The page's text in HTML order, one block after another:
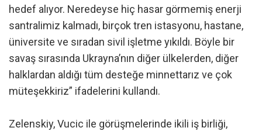
hedef alıyor. Neredeyse hiç hasar görmemiş enerji
santralimiz kalmadı, birçok tren istasyonu, hastane,
üniversite ve sıradan sivil işletme yıkıldı. Böyle bir
savaş sırasında Ukrayna’nın diğer ülkelerden, diğer
halklardan aldığı tüm desteğe minnettarız ve çok
müteşekkiriz” ifadelerini kullandı.
Zelenskiy, Vucic ile görüşmelerinde ikili iş birliği,